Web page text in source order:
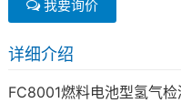
我要询价
详细介绍
FC8001燃料电池型氢气